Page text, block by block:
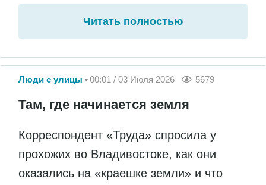
Читать полностью
Люди с улицы 00:01 / 03 Июля 2026 5679
Там, где начинается земля
Корреспондент «Труда» спросила у
прохожих во Владивостоке, как они
оказались на «краешке земли» и что